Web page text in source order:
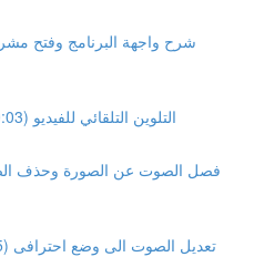
Color Correction | التلوين التلقائي للفيديو (10:03)
Audio Control | تعديل الصوت الى وضع احترافى (16:05)